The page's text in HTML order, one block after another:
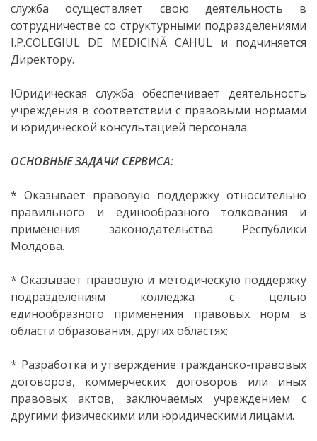
Secția
didactică
Nr.2
Secția
didactică
PRI
Secția
educație
Catedre
Discipline de
specialitate
Nr.1
Discipline de
specialitate
Nr2
служба осуществляет свою деятельность в
сотрудничестве со структурными подразделениями
I.P.COLEGIUL DE MEDICINĂ CAHUL и подчиняется
Директору.
Юридическая служба обеспечивает деятельность
учреждения в соответствии с правовыми нормами
и юридической консультацией персонала.
ОСНОВНЫЕ ЗАДАЧИ СЕРВИСА:
* Оказывает правовую поддержку относительно
правильного и единообразного толкования и
применения законодательства Республики
Молдова.
* Оказывает правовую и методическую поддержку
подразделениям колледжа с целью
единообразного применения правовых норм в
области образования, других областях;
* Разработка и утверждение гражданско-правовых
договоров, коммерческих договоров или иных
правовых актов, заключаемых учреждением с
другими физическими или юридическими лицами.